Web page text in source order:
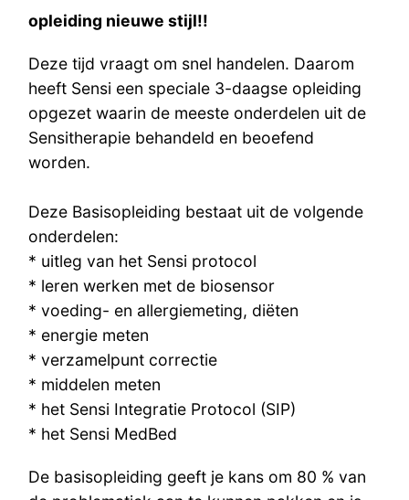
opleiding nieuwe stijl!!
Deze tijd vraagt om snel handelen. Daarom
heeft Sensi een speciale 3-daagse opleiding
opgezet waarin de meeste onderdelen uit de
Sensitherapie behandeld en beoefend
worden.
Deze Basisopleiding bestaat uit de volgende
onderdelen:
* uitleg van het Sensi protocol
* leren werken met de biosensor
* voeding- en allergiemeting, diëten
* energie meten
* verzamelpunt correctie
* middelen meten
* het Sensi Integratie Protocol (SIP)
* het Sensi MedBed
De basisopleiding geeft je kans om 80 % van